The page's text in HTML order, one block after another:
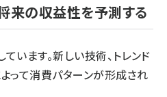
来の収益性を予測する
います。新しい技術、トレンド
って消費パターンが形成され